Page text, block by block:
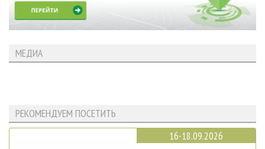
МЕДИА
РЕКОМЕНДУЕМ ПОСЕТИТЬ
16-18.09.2026